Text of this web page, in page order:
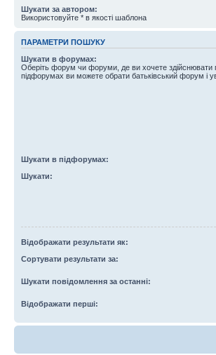
Шукати за автором:
Використовуйте * в якості шаблона
ПАРАМЕТРИ ПОШУКУ
Шукати в форумах:
Оберіть форум чи форуми, де ви хочете
підфорумах ви можете обрати батьківський форум і
Шукати в підфорумах:
Шукати:
Відображати результати як:
Сортувати результати за:
Шукати повідомлення за останні:
Відображати перші: